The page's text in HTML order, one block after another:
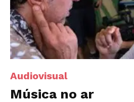
Audiovisual
Música no ar